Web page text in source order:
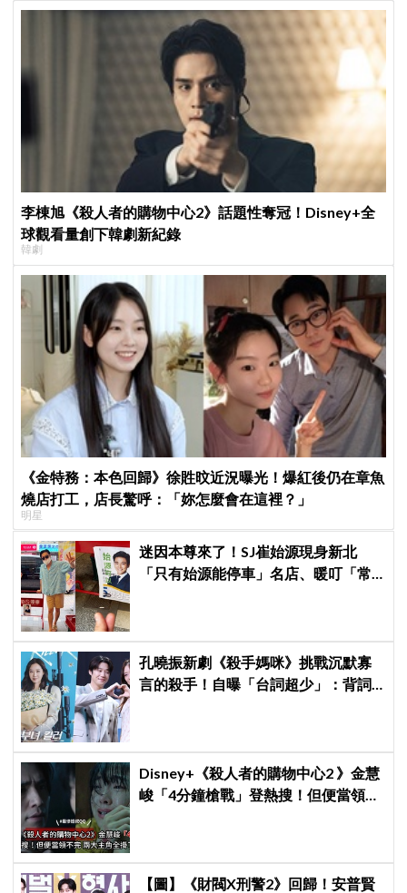
李棟旭《殺人者的購物中心2》話題性奪冠！Disney+全
球觀看量創下韓劇新紀錄
韓劇
《金特務：本色回歸》徐貹旼近況曝光！爆紅後仍在章魚
燒店打工，店長驚呼：「妳怎麼會在這裡？」
明星
迷因本尊來了！SJ崔始源現身新北
「只有始源能停車」名店、暖叮「常
孔曉振新劇《殺手媽咪》挑戰沉默寡
言的殺手！自曝「台詞超少」：背詞
Disney+《殺人者的購物中心2 》金慧
峻「4分鐘槍戰」登熱搜！但便當領不
【圖】《財閥X刑警2》回歸！安普賢